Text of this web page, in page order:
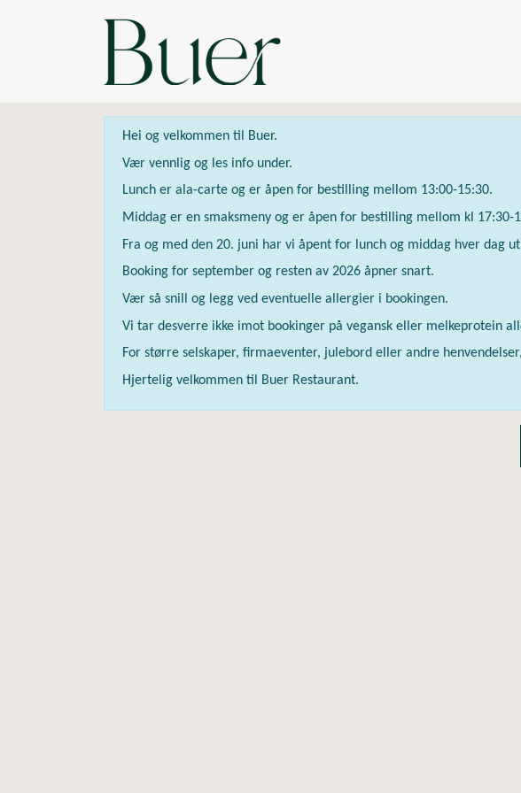
Hei og velkommen til Buer.
Vær vennlig og les info under.
Lunch er ala-carte og er åpen for bestilling mellom 13:00-15:30.
Middag er en smaksmeny og er åpen for bestilling mellom kl 17:30-
Fra og med den 20. juni har vi åpent for lunch og middag hver dag
Booking for september og resten av 2026 åpner snart.
Vær så snill og legg ved eventuelle allergier i bookingen.
Vi tar desverre ikke imot bookinger på vegansk eller melkeprotein
For større selskaper, firmaeventer, julebord eller andre
Hjertelig velkommen til Buer Restaurant.